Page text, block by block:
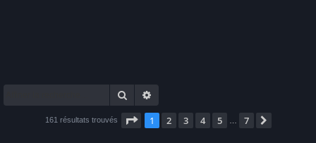
Rechercher
161 résultats trouvés Page 1sur7
1 2 3 4 5 7